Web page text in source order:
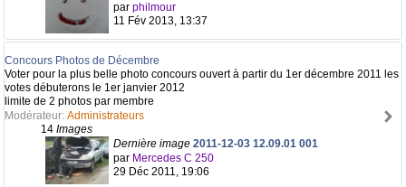
par philmour
11 Fév 2013, 13:37
Concours Photos de Décembre
Voter pour la plus belle photo concours ouvert à partir du 1er décembre 2011 les
votes débuterons le 1er janvier 2012
limite de 2 photos par membre
Modérateur: Administrateurs
14 Images
Dernière image 2011-12-03 12.09.01 001
par Mercedes C 250
29 Déc 2011, 19:06